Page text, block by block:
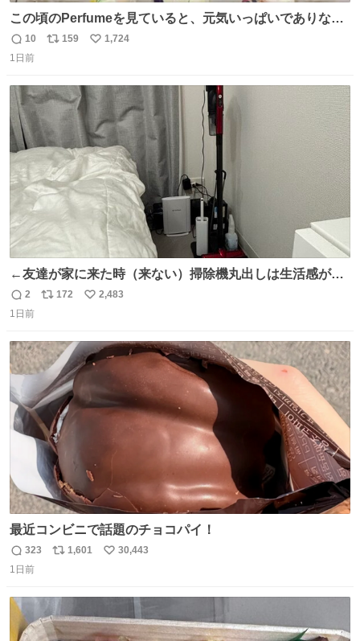
この頃のPerfumeを見ていると、元気いっぱいでありなが
ら決して感情に任せすぎることなく、しっかりと制御され
たダンスであることに新鮮に驚く。3人のあげた足の向き
こから積み重ねてきた努力や練習量が見て取れる…
返
信
10
リ
ト
159
い
数
1,724
1日前
←友達が家に来た時（来ない）掃除機丸出しは生活感が出
てかっこ悪いなぁ →せや
返
信
2
リ
ト
数
172
い
数
2,483
1日前
最近コンビニで話題のチョコパイ！
返
信
323
リ
ト
数
1,601
い
30,443
1日前